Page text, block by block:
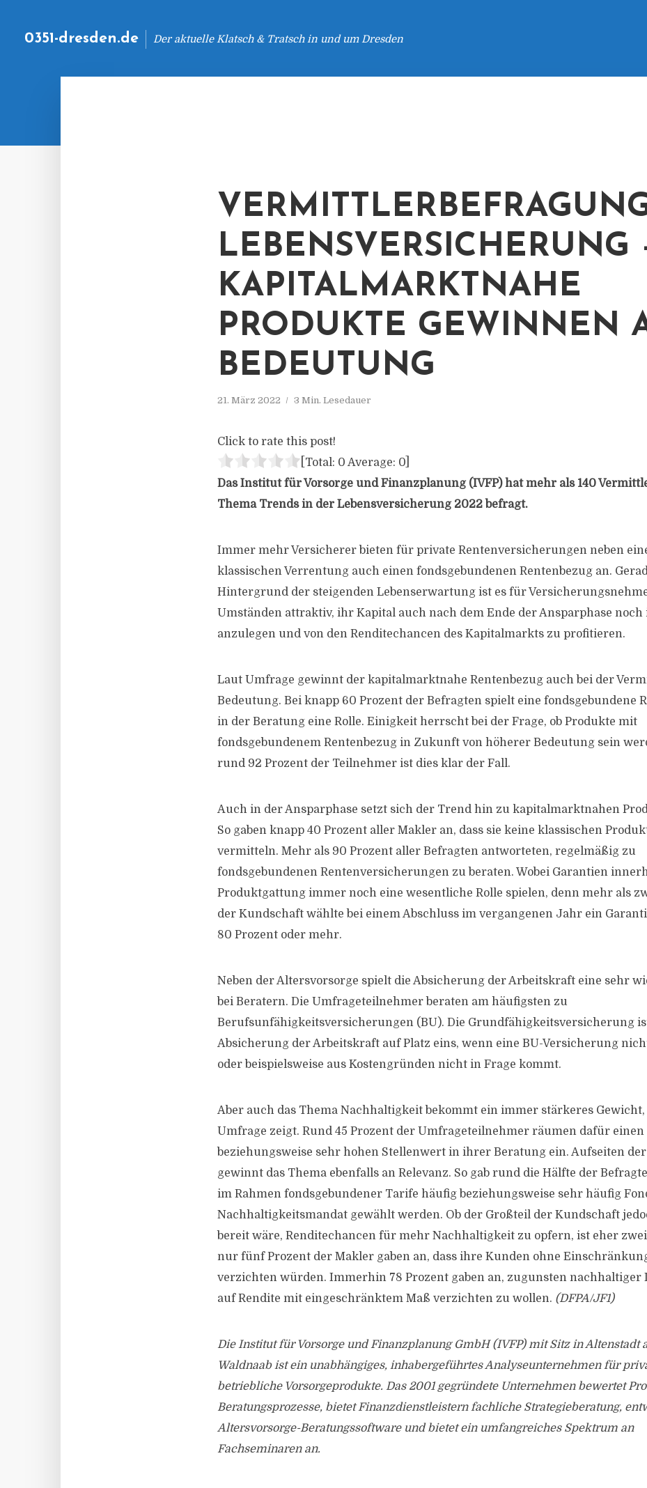
0351-dresden.de Der aktuelle Klatsch & Tratsch in und um Dresden
LEBENSVERSICHERUNG
KAPITALMARKTNAHE
PRODUKTE GEWINNEN
BEDEUTUNG
21. März 2022 3 Min. Lesedauer
Click to rate this post!
[Total: 0 Average: 0
Das Institut für Vorsorge und Finanzplanung (IVFP) hat mehr als 140
Thema Trends in der Lebensversicherung 2022 befragt.
Immer mehr Versicherer bieten für private Rentenversicherungen neben
klassischen Verrentung auch einen fondsgebundenen Rentenbezug an.
Hintergrund der steigenden Lebenserwartung ist es für
Umständen attraktiv, ihr Kapital auch nach dem Ende der Ansparphase noch
anzulegen und von den Renditechancen des Kapitalmarkts zu profitieren.
Laut Umfrage gewinnt der kapitalmarktnahe Rentenbezug auch bei der
Bedeutung. Bei knapp 60 Prozent der Befragten spielt eine fondsgebundene
in der Beratung eine Rolle. Einigkeit herrscht bei der Frage, ob Produkte mit
fondsgebundenem Rentenbezug in Zukunft von höherer Bedeutung sein
rund 92 Prozent der Teilnehmer ist dies klar der Fall.
Auch in der Ansparphase setzt sich der Trend hin zu kapitalmarktnahen
So gaben knapp 40 Prozent aller Makler an, dass sie keine klassischen
vermitteln. Mehr als 90 Prozent aller Befragten antworteten, regelmäßig zu
fondsgebundenen Rentenversicherungen zu beraten. Wobei Garantien
Produktgattung immer noch eine wesentliche Rolle spielen, denn mehr als
der Kundschaft wählte bei einem Abschluss im vergangenen Jahr ein
80 Prozent oder mehr.
Neben der Altersvorsorge spielt die Absicherung der Arbeitskraft eine sehr
bei Beratern. Die Umfrageteilnehmer beraten am häufigsten zu
Berufsunfähigkeitsversicherungen (BU). Die Grundfähigkeitsversicherung
Absicherung der Arbeitskraft auf Platz eins, wenn eine BU-Versicherung
oder beispielsweise aus Kostengründen nicht in Frage kommt.
Aber auch das Thema Nachhaltigkeit bekommt ein immer stärkeres Gewicht,
Umfrage zeigt. Rund 45 Prozent der Umfrageteilnehmer räumen dafür einen
beziehungsweise sehr hohen Stellenwert in ihrer Beratung ein. Aufseiten
gewinnt das Thema ebenfalls an Relevanz. So gab rund die Hälfte der
im Rahmen fondsgebundener Tarife häufig beziehungsweise sehr häufig
Nachhaltigkeitsmandat gewählt werden. Ob der Großteil der Kundschaft
bereit wäre, Renditechancen für mehr Nachhaltigkeit zu opfern, ist eher
nur fünf Prozent der Makler gaben an, dass ihre Kunden ohne
verzichten würden. Immerhin 78 Prozent gaben an, zugunsten nachhaltiger
auf Rendite mit eingeschränktem Maß verzichten zu wollen. (DFPA/JF1)
Die Institut für Vorsorge und Finanzplanung GmbH (IVFP) mit Sitz in Altenstadt
Waldnaab ist ein unabhängiges, inhabergeführtes Analyseunternehmen für
betriebliche Vorsorgeprodukte. Das 2001 gegründete Unternehmen bewertet
Beratungsprozesse, bietet Finanzdienstleistern fachliche Strategieberatung,
Altersvorsorge-Beratungssoftware und bietet ein umfangreiches Spektrum an
Fachseminaren an.